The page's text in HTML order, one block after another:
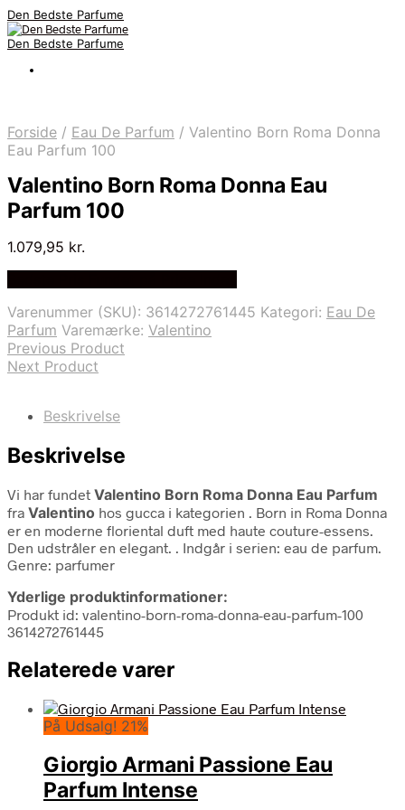
Den Bedste Parfume
Den Bedste Parfume
Forside / Eau De Parfum / Valentino Born Roma Donna
Eau Parfum 100
Valentino Born Roma Donna Eau
Parfum 100
1.079,95 kr.
Varenummer (SKU): 3614272761445 Kategori: Eau De
Parfum Varemærke: Valentino
Previous Product
Next Product
Beskrivelse
Beskrivelse
Vi har fundet Valentino Born Roma Donna Eau Parfum
fra Valentino hos gucca i kategorien . Born in Roma Donna
er en moderne floriental duft med haute couture-essens.
Den udstråler en elegant. . Indgår i serien: eau de parfum.
Genre: parfumer
Yderlige produktinformationer:
Produkt id: valentino-born-roma-donna-eau-parfum-100
3614272761445
Relaterede varer
På Udsalg! 21%
Giorgio Armani Passione Eau
Parfum Intense